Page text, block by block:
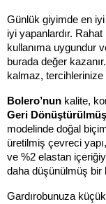
Günlük giyimde en
iyi yapanlardır.
kullanıma uygundur
burada değer
kalmaz,
Bolero’nun kalite,
modelinde doğal
üretilmiş çevreci
ve %2 elastan
daha düşünülmüş bir
Gardırobunuza